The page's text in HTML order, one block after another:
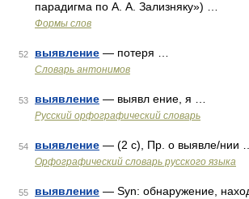
парадигма по А. А. Зализняку») …
Формы слов
52 выявление — потеря …
Словарь антонимов
53 выявление — выявл ение, я …
Русский орфографический словарь
54 выявление — (2 с), Пр. о выявле/нии …
Орфографический словарь русского языка
55 выявление — Syn: обнаружение,